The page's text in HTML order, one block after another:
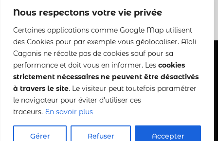
Nous respectons votre vie privée
Certaines applications comme Google Map utilisent
des Cookies pour par exemple vous géolocaliser. Aïoli
Caganis ne récolte pas de cookies sauf pour sa
performance et doit vous en informer. Les cookies
strictement nécessaires ne peuvent être désactivés
à travers le site. Le visiteur peut toutefois paramétrer
le navigateur pour éviter d’utiliser ces
traceurs. En savoir plus
Gérer Refuser Accepter
Copyright 2022-2025 Aïoli Caganis